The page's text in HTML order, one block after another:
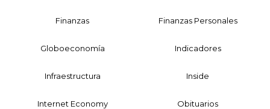
Finanzas Finanzas Personales
Globoeconomía Indicadores
Infraestructura Inside
Internet Economy Obituarios